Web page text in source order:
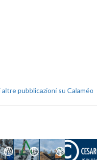
altre pubblicazioni su Calaméo